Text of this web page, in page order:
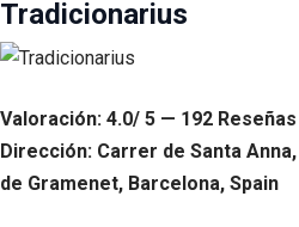
Tradicionarius
Valoración: 4.0/ 5 — 192 Reseñas
Dirección: Carrer de Santa
de Gramenet, Barcelona, Spain